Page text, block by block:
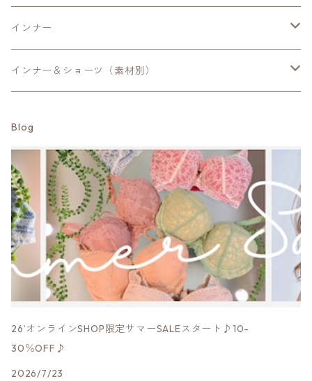
ManueReve
trois
Priority
fre.s.cute
Bou Jeloud
その他ブランド
パンツ
スカート
ソフィア・シカゴプレステージ
アンバー
クイーン
ルーシー
サマンサ
Shalomシャローム
Linge de Hランジュドアッシュ-サポート
HANAMORIハナモリ
Formenteraフォルメンテーラ
Eparinaエパリナ
Yaucoヨーコ
narueナルエー
EUCALANユーカラン
ノンレースブラ
ナイト用・ブラキャミ
補正ブラ【万能】
補正ブラ【グロウアップ】
補正ブラ【グラマー】
2段ホック
3段ホック
肩ヒモ幅広
Mサイズ
Lサイズ
スタンダードショーツ
Sサイズ
Lサイズ
LLサイズ
ヒップハングショーツ
Lサイズ
Sサイズ
Mサイズ
Lサイズ
LLサイズ
サポートショーツ
Mサイズ
Lサイズ
LLサイズ
サニタリー（生理用)ショーツ
Mサイズ
Lサイズ
Tバック・タンガ
ショートガードル
ロングガードル
インナー
キャミ・タンクトップ
袖付きインナー
パジャマ
インナー＆ショーツ（素材別）
Mサイズ
Lサイズ
LLサイズ
コットン綿混・シルク混
Mサイズ
Lサイズ
LLサイズ
ツーウェイ生地
Mサイズ
Lサイズ
パワーネット
Sサイズ
総レース
Sサイズ
モダール他素材
Blog
26’オンラインSHOP限定サマーSALEスタート♪10-
30％OFF♪
2026/7/23